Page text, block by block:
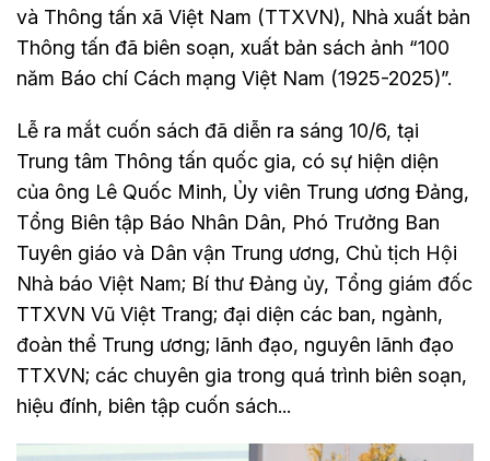
và Thông tấn xã Việt Nam (TTXVN), Nhà xuất bản
Thông tấn đã biên soạn, xuất bản sách ảnh “100
năm Báo chí Cách mạng Việt Nam (1925-2025)”.
Lễ ra mắt cuốn sách đã diễn ra sáng 10/6, tại
Trung tâm Thông tấn quốc gia, có sự hiện diện
của ông Lê Quốc Minh, Ủy viên Trung ương Đảng,
Tổng Biên tập Báo Nhân Dân, Phó Trưởng Ban
Tuyên giáo và Dân vận Trung ương, Chủ tịch Hội
Nhà báo Việt Nam; Bí thư Đảng ủy, Tổng giám đốc
TTXVN Vũ Việt Trang; đại diện các ban, ngành,
đoàn thể Trung ương; lãnh đạo, nguyên lãnh đạo
TTXVN; các chuyên gia trong quá trình biên soạn,
hiệu đính, biên tập cuốn sách...